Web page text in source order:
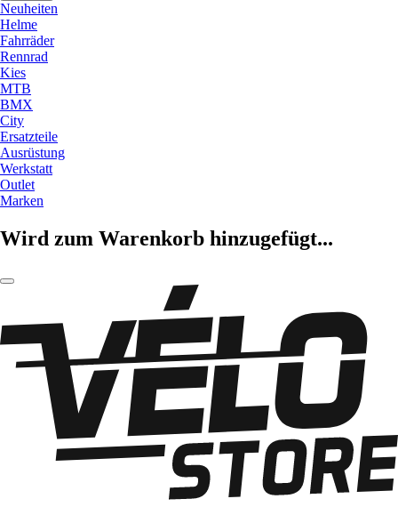
Neuheiten
Helme
Fahrräder
Rennrad
Kies
MTB
BMX
City
Ersatzteile
Ausrüstung
Werkstatt
Outlet
Marken
Wird zum Warenkorb hinzugefügt...